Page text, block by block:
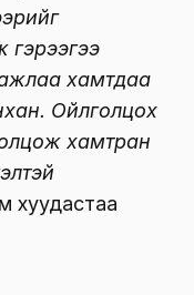
гэрээгээ
ажлаа хамтдаа
Ойлголцох
хамтран
хуудастаа